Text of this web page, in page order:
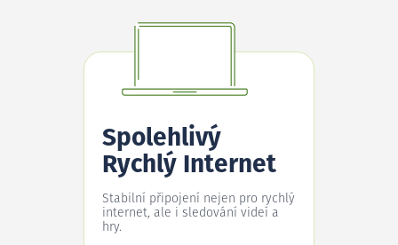
Spolehlivý
Rychlý Internet
Stabilní připojení nejen pro rychlý
internet, ale i sledování videí a
hry.